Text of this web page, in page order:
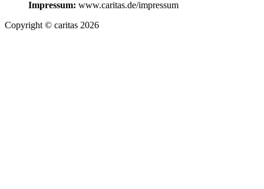
Impressum: www.caritas.de/impressum
Copyright © caritas 2026